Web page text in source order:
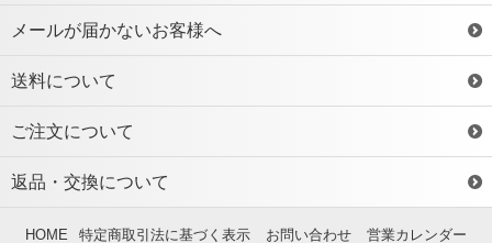
メールが届かないお客様へ
送料について
ご注文について
返品・交換について
HOME 特定商取引法に基づく表示 お問い合わせ 営業カレンダー